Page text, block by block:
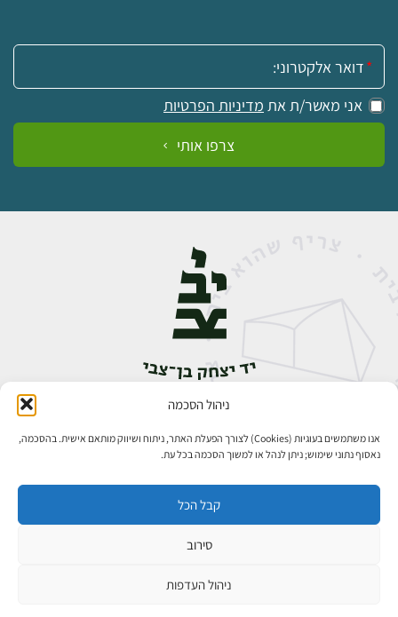
ניהול הסכמה
אנו משתמשים בעוגיות (Cookies) לצורך הפעלת האתר, ניתוח ושיווק מותאם אישית. בהסכמה,
נאסוף נתוני שימוש; ניתן לנהל או למשוך הסכמה בכל עת.
קבל הכל
סירוב
ניהול העדפות
אימייל:
אני מאשר/ת את מדיניות הפרטיות
צרפו אותי
אבן גבירול 14, רחביה, ירושלים
פיתוח אתרים